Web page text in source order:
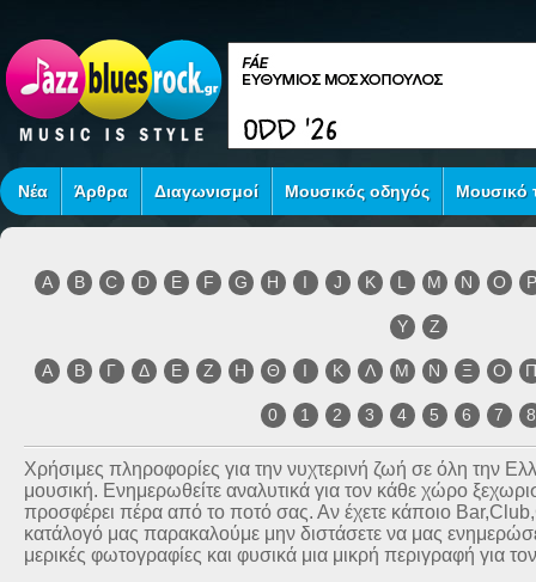
Νέα Άρθρα Διαγωνισμοί Μουσικός οδηγός Μουσικό
A B C D E F G H I J K L M N O P
Y Z
Α Β Γ Δ Ε Ζ Η Θ Ι Κ Λ Μ Ν Ξ Ο
0 1 2 3 4 5 6 7 8
Χρήσιμες πληροφορίες για την νυχτερινή ζωή σε όλη την
μουσική. Ενημερωθείτε αναλυτικά για τον κάθε χώρο
προσφέρει πέρα από το ποτό σας. Αν έχετε κάποιο
κατάλογό μας παρακαλούμε μην διστάσετε να μας
μερικές φωτογραφίες και φυσικά μια μικρή περιγραφή για